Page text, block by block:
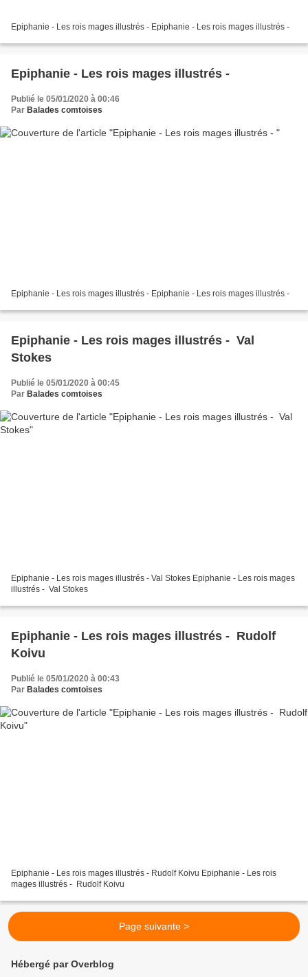
Epiphanie - Les rois mages illustrés - Epiphanie - Les rois mages illustrés -
Epiphanie - Les rois mages illustrés -
Publié le 05/01/2020 à 00:46
Par Balades comtoises
Epiphanie - Les rois mages illustrés - Epiphanie - Les rois mages illustrés -
Epiphanie - Les rois mages illustrés - Val
Stokes
Publié le 05/01/2020 à 00:45
Par Balades comtoises
Epiphanie - Les rois mages illustrés - Val Stokes Epiphanie - Les rois mages
illustrés - Val Stokes
Epiphanie - Les rois mages illustrés - Rudolf
Koivu
Publié le 05/01/2020 à 00:43
Par Balades comtoises
Epiphanie - Les rois mages illustrés - Rudolf Koivu Epiphanie - Les rois
mages illustrés - Rudolf Koivu
Page suivante >
Hébergé par Overblog